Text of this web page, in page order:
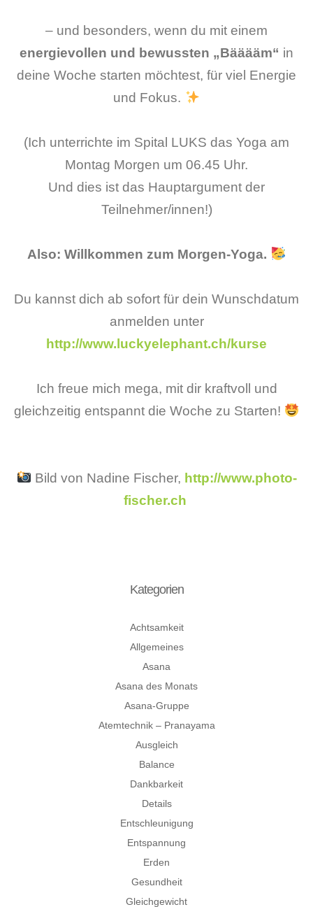
– und besonders, wenn du mit einem
energievollen und bewussten „Bääääm“ in
deine Woche starten möchtest, für viel Energie
und Fokus.
(Ich unterrichte im Spital LUKS das Yoga am
Montag Morgen um 06.45 Uhr.
Und dies ist das Hauptargument der
Teilnehmer/innen!)
Also: Willkommen zum Morgen-Yoga.
Du kannst dich ab sofort für dein Wunschdatum
anmelden unter
http://www.luckyelephant.ch/kurse
Ich freue mich mega, mit dir kraftvoll und
gleichzeitig entspannt die Woche zu Starten!
Bild von Nadine Fischer, http://www.photo-
fischer.ch
Kategorien
Achtsamkeit
Allgemeines
Asana
Asana des Monats
Asana-Gruppe
Atemtechnik – Pranayama
Ausgleich
Balance
Dankbarkeit
Details
Entschleunigung
Entspannung
Erden
Gesundheit
Gleichgewicht